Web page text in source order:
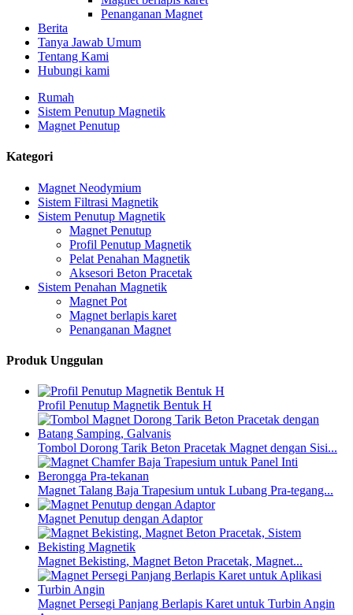
Penanganan Magnet
Berita
Tanya Jawab Umum
Tentang Kami
Hubungi kami
Rumah
Sistem Penutup Magnetik
Magnet Penutup
Kategori
Magnet Neodymium
Sistem Filtrasi Magnetik
Sistem Penutup Magnetik
Magnet Penutup
Profil Penutup Magnetik
Pelat Penahan Magnetik
Aksesori Beton Pracetak
Sistem Penahan Magnetik
Magnet Pot
Magnet berlapis karet
Penanganan Magnet
Produk Unggulan
Profil Penutup Magnetik Bentuk H
Tombol Dorong Tarik Beton Pracetak Magnet dengan Sisi...
Magnet Talang Baja Trapesium untuk Lubang Pra-tegang...
Magnet Penutup dengan Adaptor
Magnet Bekisting, Magnet Beton Pracetak, Magnet...
Magnet Persegi Panjang Berlapis Karet untuk Turbin Angin